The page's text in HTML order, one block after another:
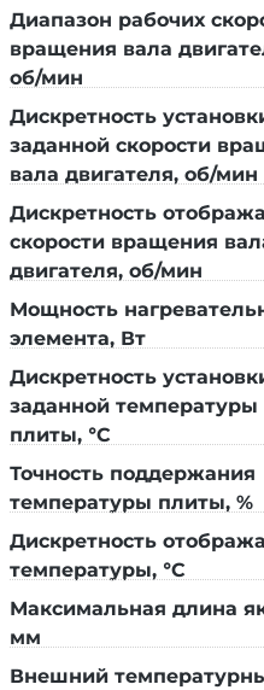
Диапазон рабочих
вращения вала
об/мин
Дискретность
заданной скорости
вала двигателя, об/мин
Дискретность
скорости вращения
двигателя, об/мин
Мощность
элемента, Вт
Дискретность
заданной температуры
плиты, °C
Точность поддержания
температуры плиты, %
Дискретность
температуры, °C
Максимальная длина
мм
Внешний